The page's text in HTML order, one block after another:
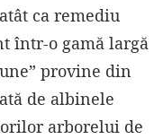
ca remediu
într-o gamă largă
provine din
de albinele
arborelui de